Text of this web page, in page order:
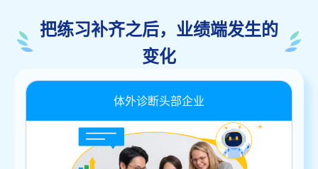
把练习补齐之后，业绩端发生的
变化
体外诊断头部企业